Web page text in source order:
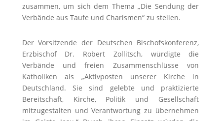
zusammen, um sich dem Thema „Die Sendung der
Verbände aus Taufe und Charismen“ zu stellen.
Der Vorsitzende der Deutschen Bischofskonferenz,
Erzbischof Dr. Robert Zollitsch, würdigte die
Verbände und freien Zusammenschlüsse von
Katholiken als „Aktivposten unserer Kirche in
Deutschland. Sie sind gelebte und praktizierte
Bereitschaft, Kirche, Politik und Gesellschaft
mitzugestalten und Verantwortung zu übernehmen